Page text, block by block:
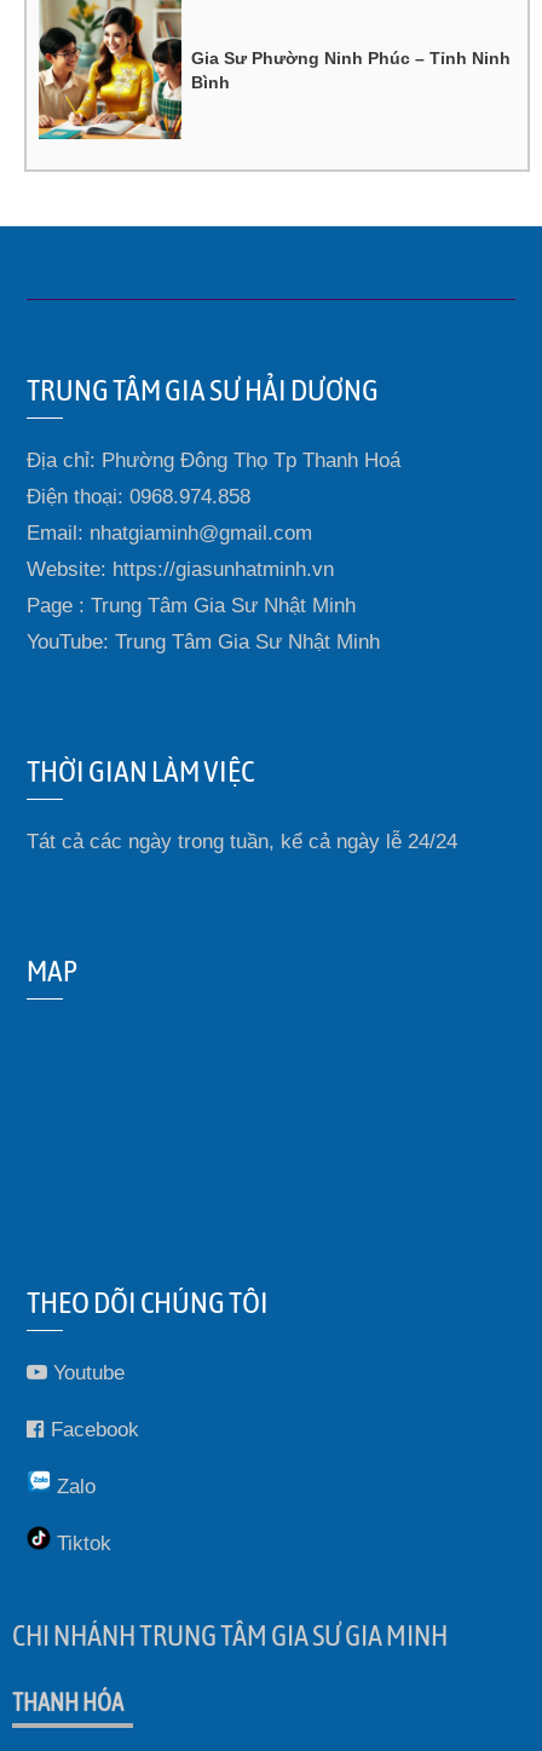
Gia Sư Phường Ninh Phúc – Tỉnh Ninh
Bình
TRUNG TÂM GIA SƯ HẢI DƯƠNG
Địa chỉ: Phường Đông Thọ Tp Thanh Hoá
Điện thoại: 0968.974.858
Email: nhatgiaminh@gmail.com
Website: https://giasunhatminh.vn
Page : Trung Tâm Gia Sư Nhật Minh
YouTube: Trung Tâm Gia Sư Nhật Minh
THỜI GIAN LÀM VIỆC
Tát cả các ngày trong tuần, kể cả ngày lễ 24/24
MAP
THEO DÕI CHÚNG TÔI
Youtube
Facebook
Zalo
Tiktok
CHI NHÁNH TRUNG TÂM GIA SƯ GIA MINH
THANH HÓA